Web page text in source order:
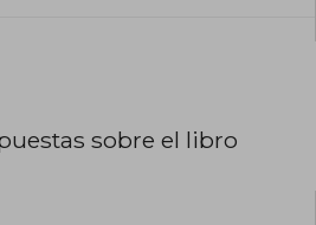
sobre el libro